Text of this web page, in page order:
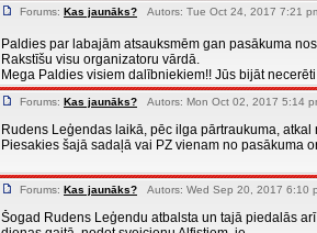
Forums: Kas jaunāks? Autors: Tue Oct 24, 2017 7:21
Paldies par labajām atsauksmēm gan pasākuma
Rakstīšu visu organizatoru vārdā.
Mega Paldies visiem dalībniekiem!! Jūs bijāt
Forums: Kas jaunāks? Autors: Mon Oct 02, 2017 5:14
Rudens Leģendas laikā, pēc ilga pārtraukuma,
Piesakies šajā sadaļā vai PZ vienam no pasākuma
Forums: Kas jaunāks? Autors: Wed Sep 20, 2017 6:10
Šogad Rudens Leģendu atbalsta un tajā piedalās